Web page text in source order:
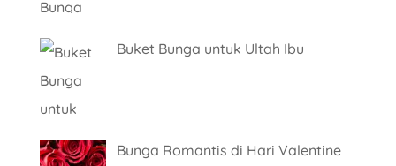
Buket Bunga untuk Ultah Ibu
Bunga Romantis di Hari Valentine